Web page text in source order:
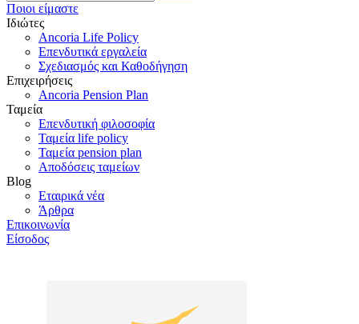
Ποιοι είμαστε
Ιδιώτες
Ancoria Life Policy
Επενδυτικά εργαλεία
Σχεδιασμός και Καθοδήγηση
Επιχειρήσεις
Ancoria Pension Plan
Ταμεία
Επενδυτική φιλοσοφία
Ταμεία life policy
Ταμεία pension plan
Αποδόσεις ταμείων
Blog
Εταιρικά νέα
Άρθρα
Επικοινωνία
Είσοδος